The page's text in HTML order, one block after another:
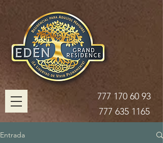
777 170 60 93
777 635 1165
Entrada